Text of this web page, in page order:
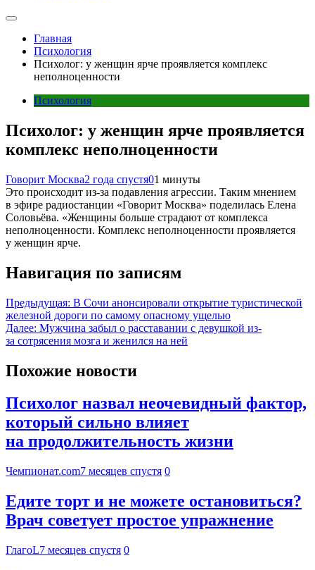
Главная
Психология
Психолог: у женщин ярче проявляется комплекс
неполноценности
Психология
Психолог: у женщин ярче проявляется
комплекс неполноценности
Говорит Москва2 года спустя01 минуты
Это происходит из-за подавления агрессии. Таким мнением
в эфире радиостанции «Говорит Москва» поделилась Елена
Соловьёва. «Женщины больше страдают от комплекса
неполноценности. Комплекс неполноценности проявляется
у женщин ярче.
Навигация по записям
Предыдущая: В Сочи анонсировали открытие туристической
железной дороги по самому опасному ущелью
Далее: Мужчина забыл о расставании с девушкой из-
за сотрясения мозга и женился на ней
Похожие новости
Психолог назвал неочевидный фактор,
который сильно влияет
на продолжительность жизни
Чемпионат.com7 месяцев спустя 0
Едите торт и не можете остановиться?
Врач советует простое упражнение
ГлагоL7 месяцев спустя 0